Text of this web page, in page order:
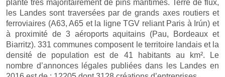
planté très majoritairement de pins maritimes. Terre de flux,
les Landes sont traversées par de grands axes routiers et
ferroviaires (A63, A65 et la ligne TGV reliant Paris à Irún) et
à proximité de 3 aéroports aquitains (Pau, Bordeaux et
Biarritz). 331 communes composent le territoire landais et la
densité de population est de 41 habitants au km². Le
nombre d’annonces légales publiées dans les Landes en